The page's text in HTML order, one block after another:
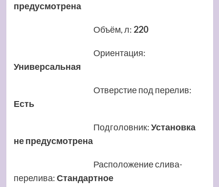
предусмотрена
Объём, л: 220
Ориентация:
Универсальная
Отверстие под перелив:
Есть
Подголовник:Установка
не предусмотрена
Расположение слива-
перелива:Стандартное